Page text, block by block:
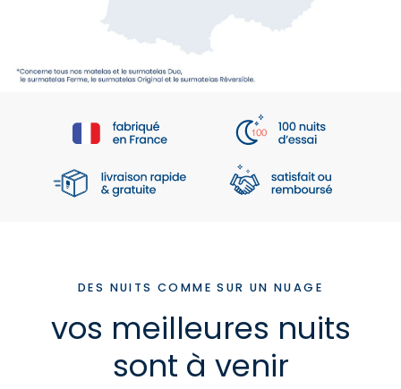
vos meilleures nuits
sont à venir
DES NUITS COMME SUR UN NUAGE